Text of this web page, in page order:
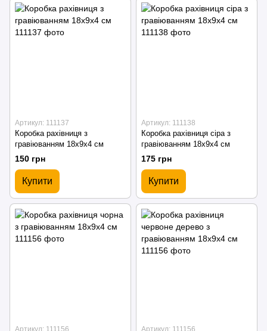
Артикул: 111137
Коробка рахівниця з
гравіюванням 18х9х4 см
150 грн
Купити
Артикул: 111138
Коробка рахівниця сіра з
гравіюванням 18х9х4 см
175 грн
Купити